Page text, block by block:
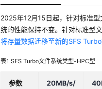
2025年12月15日起，针对标准
统的性能保持不变。针对标准型
将存量数据迁移至新的SFS
表1SFS Turbo文件系统类型-HPC型
参数
20MB/s/